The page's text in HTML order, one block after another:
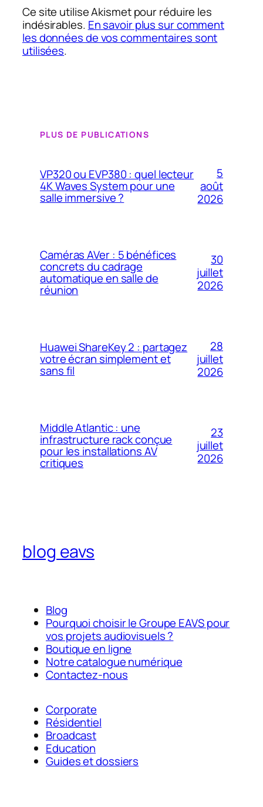
Ce site utilise Akismet pour réduire les
indésirables. En savoir plus sur comment
les données de vos commentaires sont
utilisées.
PLUS DE PUBLICATIONS
VP320 ou EVP380 : quel lecteur
4K Waves System pour une
salle immersive ?
5
août
2026
Caméras AVer : 5 bénéfices
concrets du cadrage
automatique en salle de
réunion
30
juillet
2026
Huawei ShareKey 2 : partagez
votre écran simplement et
sans fil
28
juillet
2026
Middle Atlantic : une
infrastructure rack conçue
pour les installations AV
critiques
23
juillet
2026
blog eavs
Blog
Pourquoi choisir le Groupe EAVS pour
vos projets audiovisuels ?
Boutique en ligne
Notre catalogue numérique
Contactez-nous
Corporate
Résidentiel
Broadcast
Education
Guides et dossiers